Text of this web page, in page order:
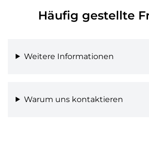
Häufig gestellte
Weitere Informationen
Warum uns kontaktieren